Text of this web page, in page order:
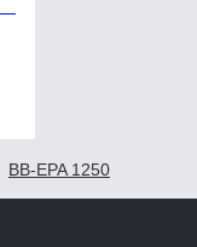
BB-EPA 1250